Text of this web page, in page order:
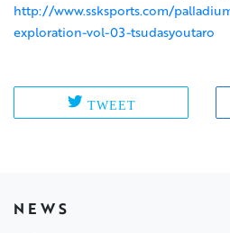
http://www.ssksports.com/
exploration-vol-03-tsudasyoutaro
TWEET
NEWS